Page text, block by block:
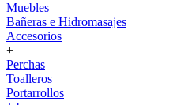
Muebles
Bañeras e Hidromasajes
Accesorios
+
Perchas
Toalleros
Portarrollos